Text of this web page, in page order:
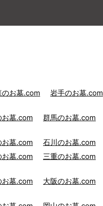
のお墓.com 岩手のお墓.com
お墓.com 群馬のお墓.com
お墓.com 石川のお墓.com
お墓.com 三重のお墓.com
お墓.com 大阪のお墓.com